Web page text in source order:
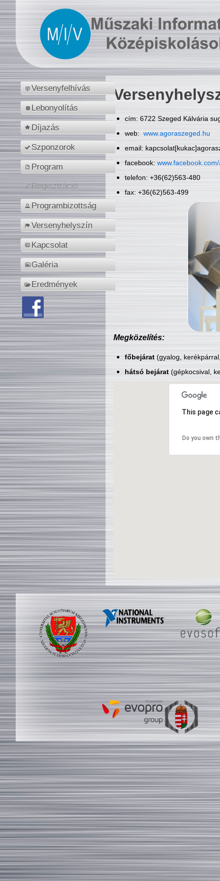
Versenyfelhívás
Lebonyolítás
Díjazás
Szponzorok
Program
Regisztráció
Programbizottság
Versenyhelyszín
Kapcsolat
Galéria
Eredmények
cím: 6722 Szeged Kálvária
web: www.agoraszeged.hu
email:
facebook:
telefon: +36(62)563-480
fax: +36(62)563-499
Megközelítés:
főbejárat(gyalog,
hátsó bejárat(gépkocsival,
This page
Do you own